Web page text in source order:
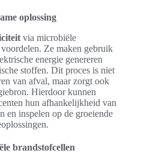
oplossing
via microbiële
Ze maken gebruik
energie genereren
stoffen. Dit proces is niet
van afval, maar zorgt ook
Hierdoor kunnen
hun afhankelijkheid van
en inspelen op de groeiende
brandstofcellen